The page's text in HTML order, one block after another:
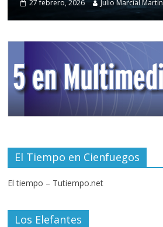
27 febrero, 2026 Julio Marcial
El Tiempo en Cienfuegos
El tiempo – Tutiempo.net
Los Elefantes